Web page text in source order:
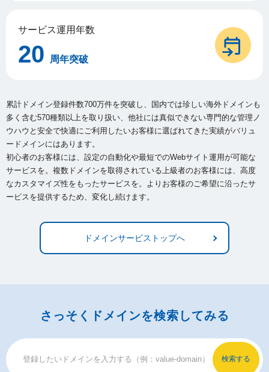
サービス運用年数
20 周年突破
累計ドメイン登録件数700万件を突破し、国内では珍しい海外ドメインも
多く含む570種類以上を取り扱い、 他社には真似できない専門的な管理ノ
ウハウと安全で快適にご利用したいお客様に選ばれてきた実績がバリュ
ードメインにはあります。
初心者のお客様には、設定の自動化や最短でのWebサイト運用が可能な
サービスを。複数ドメインを取得されている上級者のお客様には、 高度
なカスタマイズ性をもったサービスを。よりお客様のご希望に沿ったサ
ービスを提供するため、変化し続けます。
ドメインサービストップへ
さっそくドメインを検索してみる